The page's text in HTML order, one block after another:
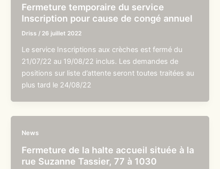
Fermeture temporaire du service
Inscription pour cause de congé annuel
Driss / 26 juillet 2022
Le service Inscriptions aux crèches est fermé du
21/07/22 au 19/08/22 inclus. Les demandes de
positions sur liste d’attente seront toutes traitées au
plus tard le 24/08/22
News
Fermeture de la halte accueil située à la
rue Suzanne Tassier, 77 à 1030